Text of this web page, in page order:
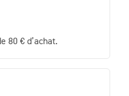
80 € d’achat.